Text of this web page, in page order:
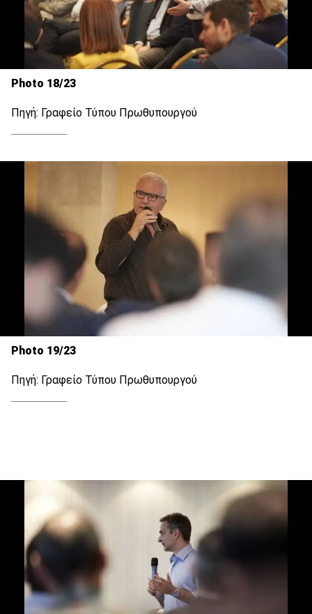
Photo 18/23
Πηγή: Γραφείο Τύπου Πρωθυπουργού
Photo 19/23
Πηγή: Γραφείο Τύπου Πρωθυπουργού